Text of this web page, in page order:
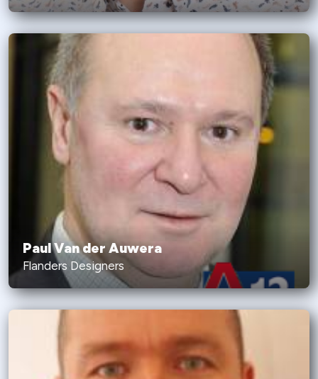
Paul Van der Auwera
Flanders Designers